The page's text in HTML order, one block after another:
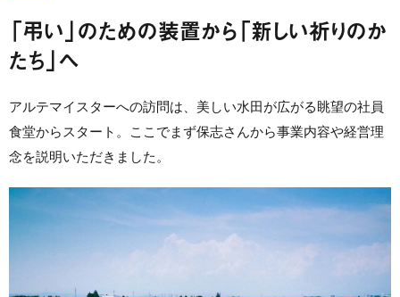
「弔い」のための装置から「新しい祈りのか
たち」へ
アルテマイスターへの訪問は、美しい水田が広がる眺望の社員
食堂からスタート。ここでまず保志さんから事業内容や経営理
念を説明いただきました。